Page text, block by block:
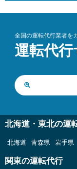
全国の運転代行業者を
運転代
北海道・東北の運
北海道 青森県 岩手県
関東の運転代行